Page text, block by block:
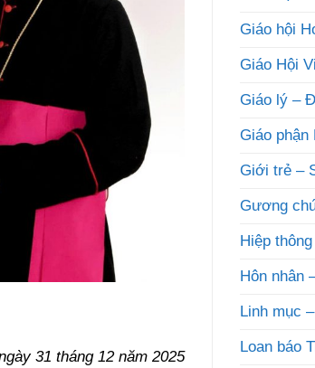
31 tháng 12 năm 2025
Giáo hội
Giáo Hội
Giáo lý –
Giáo phận
Giới trẻ –
Gương
Hiệp thông
Hôn nhân
Linh mục
Loan báo